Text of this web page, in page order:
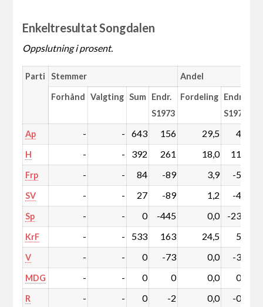
Enkeltresultat Songdalen
Oppslutning i prosent.
Parti Stemmer Andel
Forhånd Valgting Sum Endr.
S1973
Fordeling Endr.
S1973
Ap - - 643 156 29,5 4,3
H - - 392 261 18,0 11,2
Frp - - 84 -89 3,9 -5,1
SV - - 27 -89 1,2 -4,8
Sp - - 0 -445 0,0 -23,1
KrF - - 533 163 24,5 5,3
V - - 0 -73 0,0 -3,8
MDG - - 0 0 0,0 0,0
R - - 0 -2 0,0 -0,1